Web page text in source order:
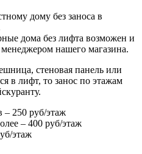
дому без заноса в
дома без лифта возможен и
менеджером нашего магазина.
стеновая панель или
в лифт, то занос по этажам
– 250 руб/этаж
– 400 руб/этаж
этаж